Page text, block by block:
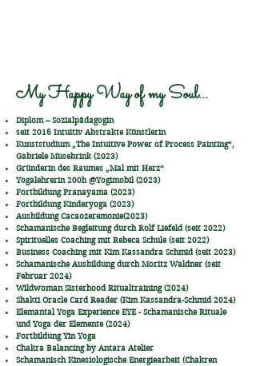
My Happy Way of my Soul...
Diplom – Sozialpädagogin
seit 2016 Intuitiv Abstrakte Künstlerin
Kunststudium „The Intuitive Power of Process Painting“,
Gabriele Musebrink (2023)
Gründerin des Raumes „Mal mit Herz“
Yogalehrerin 200h @Yogimobil (2023)
Fortbildung Pranayama (2023)
Fortbildung Kinderyoga (2023)
Ausbildung Cacaozeremonie(2023)
Schamanische Begleitung durch Rolf Liefeld (seit 2022)
Spirituelles Coaching mit Rebeca Schule (seit 2022)
Business Coaching mit Kim Kassandra Schmid (seit 2023)
Schamanische Ausbildung durch Moritz Waldner (seit
Februar 2024)
Wildwoman Sisterhood Ritualtraining (2024)
Shakti Oracle Card Reader (Kim Kassandra-Schmid 2024)
Elemantal Yoga Experience EYE - Schamanische Rituale
und Yoga der Elemente (2024)
Fortbildung Yin Yoga
Chakra Balancing by Antara Atelier
Schamanisch Kinesiologische Energiearbeit (Chakren